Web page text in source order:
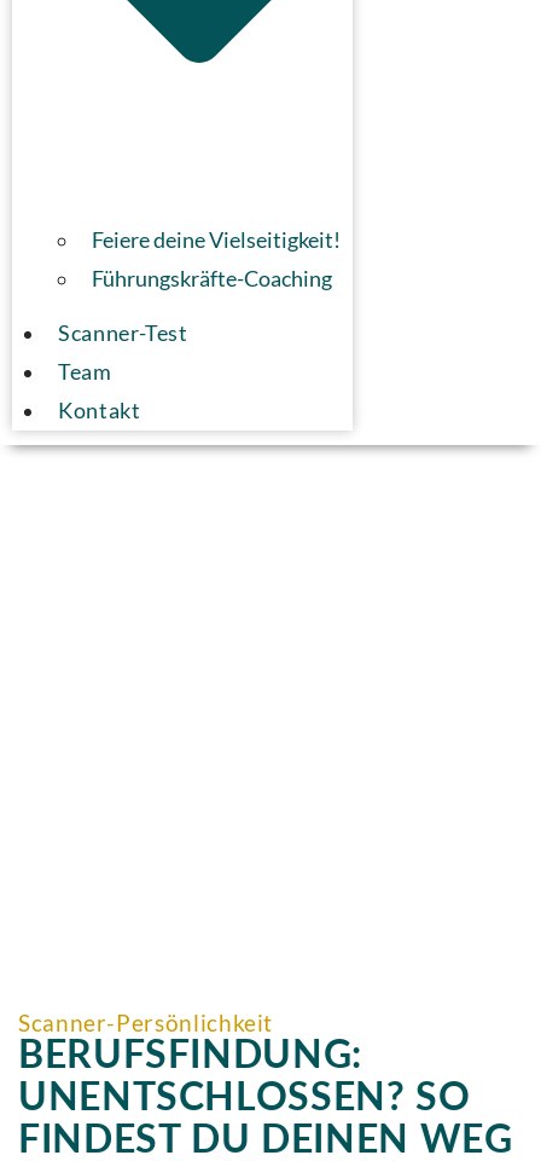
Feiere deine Vielseitigkeit!
Führungskräfte-Coaching
Scanner-Test
Team
Kontakt
Scanner-Persönlichkeit
BERUFSFINDUNG:
UNENTSCHLOSSEN? SO
FINDEST DU DEINEN WEG